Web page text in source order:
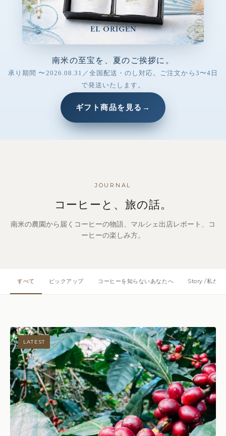
南米の至宝を、夏のご挨拶に。
承り期間 〜2026.08.31／全国配送・のし対応。ご注文から3〜4日
で発送いたします。
ギフト商品を見る →
JOURNAL
コーヒーと、旅の話。
南米の農園から届くコーヒーの物語、マルシェ出店レポート、コ
ーヒーの楽しみ方。
すべて ピックアップ コーヒーを知らないあなたへ Story /私たち
LATEST